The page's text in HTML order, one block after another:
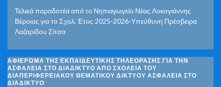
Τελικά παραδοτέα από το Νηπιαγωγείο Νέας Λυκογιάννης
Βέροιας για το Σχολ. Έτος 2025-2026-Υπεύθυνη Πρέσβειρα
Λαζαρίδου Σίτσα
ΑΦΙΈΡΩΜΑ ΤΗΣ ΕΚΠΑΙΔΕΥΤΙΚΉΣ ΤΗΛΕΌΡΑΣΗΣ ΓΙΑ ΤΗΝ
ΑΣΦΆΛΕΙΑ ΣΤΟ ΔΙΑΔΊΚΤΥΟ ΑΠΌ ΣΧΟΛΕΊΑ ΤΟΥ
ΔΙΑΠΕΡΙΦΕΡΕΙΑΚΟΎ ΘΕΜΑΤΙΚΟΎ ΔΙΚΤΎΟΥ ΑΣΦΆΛΕΙΑ ΣΤΟ
ΔΙΑΔΊΚΤΥΟ